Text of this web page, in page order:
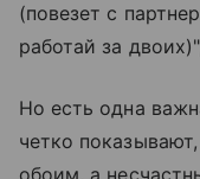
(повезет с
работай за
Но есть одна
четко